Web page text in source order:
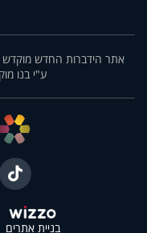
אתר הידברות החדש מוקדש
ע"י בנו
בניית אתרים